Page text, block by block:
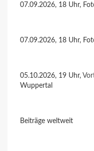
07.09.2026, 18 Uhr,
07.09.2026, 18 Uhr,
05.10.2026, 19 Uhr,
Wuppertal
Beiträge weltweit